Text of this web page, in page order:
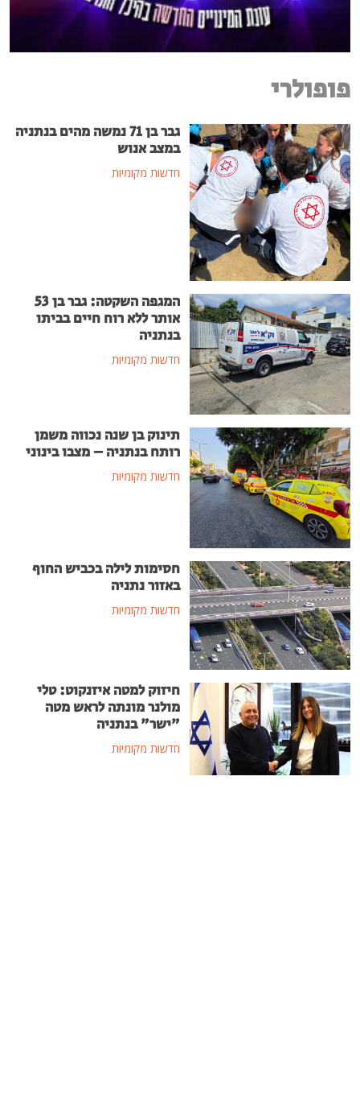
פופולרי
גבר בן 71 נמשה מהים בנתניה
במצב אנוש
חדשות מקומיות
המגפה השקטה: גבר בן 53
אותר ללא רוח חיים בביתו
בנתניה
חדשות מקומיות
תינוק בן שנה נכווה משמן
רותח בנתניה – מצבו בינוני
חדשות מקומיות
חסימות לילה בכביש החוף
באזור נתניה
חדשות מקומיות
חיזוק למטה איזנקוט: טלי
מולנר מונתה לראש מטה
"ישר" בנתניה
חדשות מקומיות